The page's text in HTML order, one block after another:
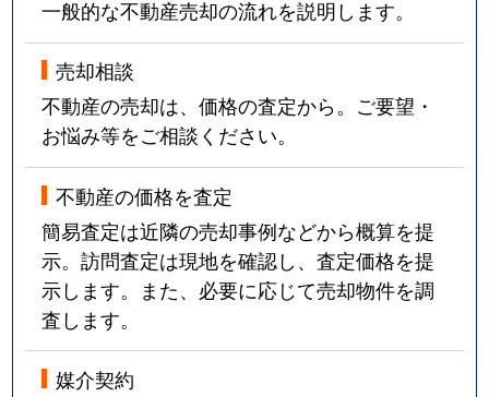
一般的な不動産売却の流れを説明します。
売却相談
不動産の売却は、価格の査定から。ご要望・
お悩み等をご相談ください。
不動産の価格を査定
簡易査定は近隣の売却事例などから概算を提
示。訪問査定は現地を確認し、査定価格を提
示します。また、必要に応じて売却物件を調
査します。
媒介契約